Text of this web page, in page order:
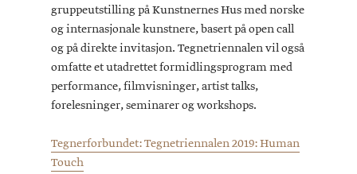
gruppeutstilling på Kunstnernes Hus med norske
og internasjonale kunstnere, basert på open call
og på direkte invitasjon. Tegnetriennalen vil også
omfatte et utadrettet formidlingsprogram med
performance, filmvisninger, artist talks,
forelesninger, seminarer og workshops.
Tegnerforbundet: Tegnetriennalen 2019: Human
Touch